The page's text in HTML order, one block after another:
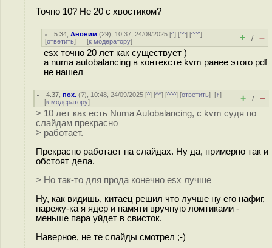
Точно 10? Не 20 с хвостиком?
5.34 ,Аноним (29), 10:37, 24/09/2025 [^] [^^] [^^^]
[ответить] [к модератору] + / –
esx точно 20 лет как существует )
а numa autobalancing в контексте kvm ранее этого pdf
не нашел
4.37 ,пох. (?), 10:48, 24/09/2025 [^] [^^] [^^^] [ответить][↑]
[к модератору] + / –
> 10 лет как есть Numa Autobalancing, с kvm судя по
слайдам прекрасно
> работает.
Прекрасно работает на слайдах. Ну да, примерно так и
обстоят дела.
> Но так-то для прода конечно esx лучше
Ну, как видишь, китаец решил что лучше ну его нафиг,
нарежу-ка я ядер и памяти вручную ломтиками -
меньше пара уйдет в свисток.
Наверное, не те слайды смотрел ;-)